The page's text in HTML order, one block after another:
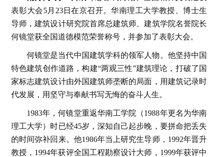
表彰大会5月23日在京召开。华南理工大学教授、博士生
导师，建筑设计研究院首席总建筑师、建筑学院名誉院长
何镜堂获全国道德模范荣誉称号，并参加了表彰大会。
何镜堂是当代中国建筑学科的领军人物。他坚持中国
特色建筑创作道路，构建“两观三性”建筑理论，打破了国
家标志建筑设计由外国建筑师垄断的局面，用建筑记录时
代发展，用坚守与奉献书写无悔的奋斗人生。
1983年，何镜堂重返华南工学院（1988年更名为华南
理工大学）时已经45岁，深知自己起步晚，要拼命把丢失
的时间弥补回来。他1986年当上研究生导师，1992年晋升
教授，1994年获评全国工程勘察设计大师，1999年获评中